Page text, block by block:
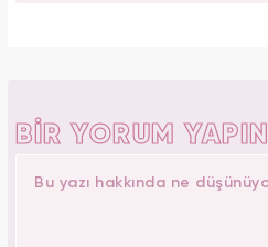
BİR YORUM YAPIN